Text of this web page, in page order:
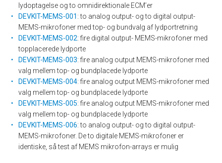
lydoptagelse og to omnidirektionale ECM’er
DEVKIT-MEMS-001 : to analog output- og to digital output-
MEMS-mikrofoner med top- og bundvalg af lydportretning
DEVKIT-MEMS-002: fire digital output- MEMS-mikrofoner med
topplacerede lydporte
DEVKIT-MEMS-003: fire analog output MEMS-mikrofoner med
valg mellem top- og bundplacede lydporte
DEVKIT-MEMS-004: fire analog output MEMS-mikrofoner med
valg mellem top- og bundplacede lydporte
DEVKIT-MEMS-005: fire analog output MEMS-mikrofoner med
valg mellem top- og bundplacede lydporte
DEVKIT-MEMS-006: to analog output- og to digital output-
MEMS-mikrofoner. De to digitale MEMS-mikrofoner er
identiske, så test af MEMS mikrofon-arrays er mulig